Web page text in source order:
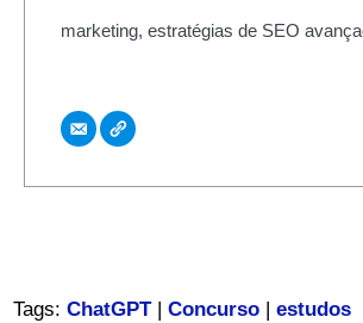
marketing, estratégias de SEO
Tags: ChatGPT| Concurso| estudos